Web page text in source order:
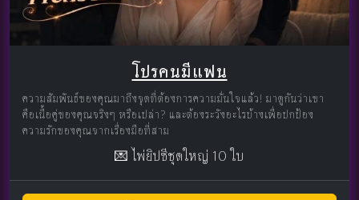
โปรคนมีแฟน
ความสัมพันธ์ของคุณมาถึงจุดที่ต้องการความมั่นใจแล้ว! มาดูกันว่าเขา
คือเนื้อคู่ของคุณจริงๆ หรือเปล่า? และต้องระวังอะไรบ้างเพื่อปกป้อง
ความรักของคุณจากเรื่องมือที่สาม
💌 ไพ่ยิปซีชุดใหญ่ 10 ใบ